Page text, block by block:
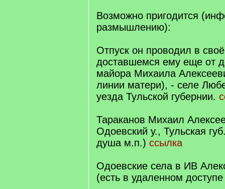
Возможно пригодится
размышлению):
Отпуск он проводил в
доставшемся ему еще от
майора Михаила
линии матери), - селе
уезда Тульской губернии.
Тараканов Михаил
Одоевский у., Тульская
душа м.п.) ссылка
Одоевские села в ИВ
(есть в удаленном